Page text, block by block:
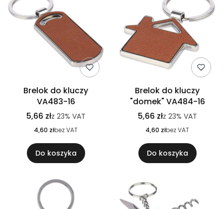
Brelok do kluczy
VA483-16
5,66 złz 23% VAT
4,60 złbez VAT
Do koszyka
Brelok do kluczy
"domek" VA484-16
5,66 złz 23% VAT
4,60 złbez VAT
Do koszyka